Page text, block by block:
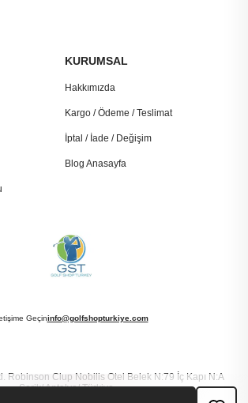
Geçininfo@golfshopturkiye.com
KURUMSAL
Hakkımızda
Kargo / Ödeme / Teslimat
İptal / İade / Değişim
Blog Anasayfa
Robinson Clup Nobilis Otel Belek N:79 İç Kapı N:A
Serik/ Antalya/ Türkiye